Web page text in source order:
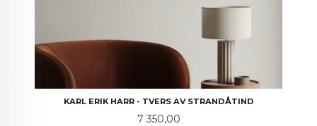
KARL ERIK HARR - TVERS AV STRANDÅTIND
Pris
7 350,00